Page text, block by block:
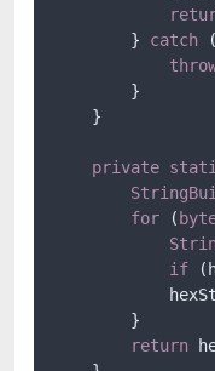
        }
catch
        }
    }
private
for (
if
        }
return